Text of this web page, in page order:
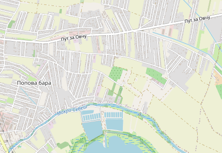
Majdanpek
Ub
Donji Milanovac
Apatin
Palić